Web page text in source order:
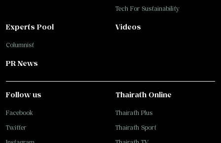
Tech For Sustainability
Experts Pool
Columnist
Videos
PR News
Follow us
Facebook
Twitter
Thairath Online
Thairath Plus
Thairath Sport